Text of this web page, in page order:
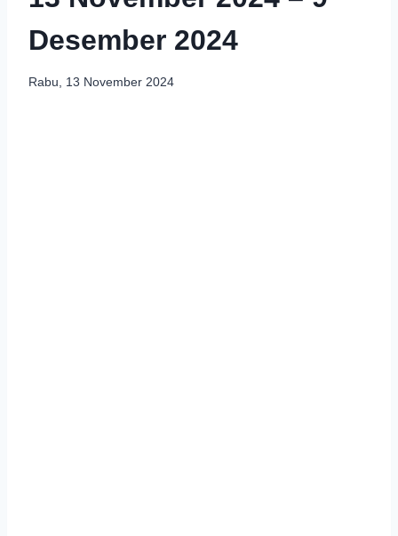
Desember 2024
Rabu, 13 November 2024